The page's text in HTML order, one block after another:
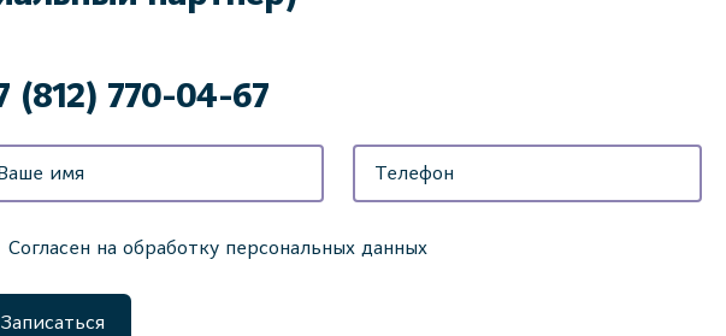
(812) 770-04-67
Согласен на обработку персональных данных
Записаться